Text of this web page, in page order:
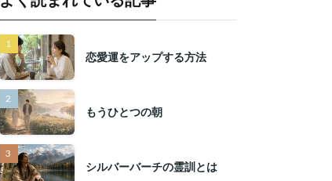
恋愛運をアップする方法
もうひとつの朝
シルバーバーチの霊訓とは